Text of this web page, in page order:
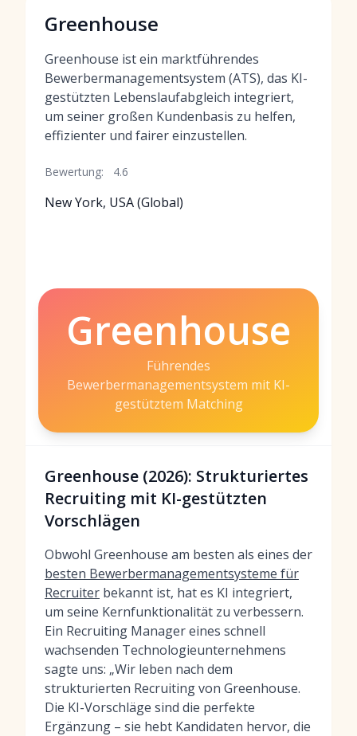
Greenhouse
Greenhouse ist ein marktführendes
Bewerbermanagementsystem (ATS), das KI-
gestützten Lebenslaufabgleich integriert,
um seiner großen Kundenbasis zu helfen,
effizienter und fairer einzustellen.
Bewertung: 4.6
New York, USA (Global)
Greenhouse
Führendes
Bewerbermanagementsystem mit KI-
gestütztem Matching
Greenhouse (2026): Strukturiertes
Recruiting mit KI-gestützten
Vorschlägen
Obwohl Greenhouse am besten als eines der
besten Bewerbermanagementsysteme für
Recruiter bekannt ist, hat es KI integriert,
um seine Kernfunktionalität zu verbessern.
Ein Recruiting Manager eines schnell
wachsenden Technologieunternehmens
sagte uns: „Wir leben nach dem
strukturierten Recruiting von Greenhouse.
Die KI-Vorschläge sind die perfekte
Ergänzung – sie hebt Kandidaten hervor, die